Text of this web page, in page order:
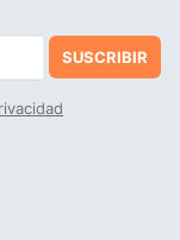
SUSCRIBIR